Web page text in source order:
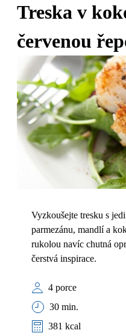
Treska v
červenou
Vyzkoušejte tresku s
parmezánu, mandlí a
rukolou navíc chutná
čerstvá inspirace.
4 porce
30 min.
381 kcal